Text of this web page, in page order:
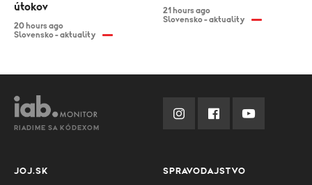
útokov
20 hours ago
Slovensko - aktuality
21 hours ago
Slovensko - aktuality
RIADIME SA KÓDEXOM
JOJ.SK SPRAVODAJSTVO